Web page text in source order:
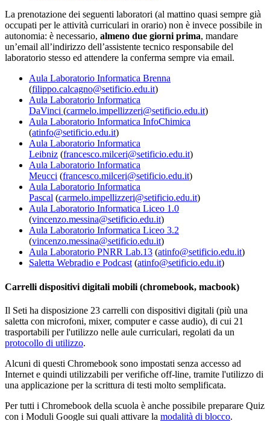
La prenotazione dei seguenti laboratori (al mattino quasi sempre già
occupati per le attività curriculari in orario) non è invece possibile in
autonomia: è necessario, almeno due giorni prima, mandare
un’email all’indirizzo dell’assistente tecnico responsabile del
laboratorio stesso ed attendere la conferma sempre via email.
Aula Laboratorio Informatica Brenna
(filippo.calcagno@setificio.edu.it)
Aula Laboratorio Informatica
DaVinci (carmelo.impellizzeri@setificio.edu.it)
Aula Laboratorio Informatica InfoChimica
(atinfo@setificio.edu.it)
Aula Laboratorio Informatica
Leibniz (francesco.milceri@setificio.edu.it)
Aula Laboratorio Informatica
Meucci (francesco.milceri@setificio.edu.it)
Aula Laboratorio Informatica
Pascal (carmelo.impellizzeri@setificio.edu.it)
Aula Laboratorio Informatica Liceo 1.0
(vincenzo.messina@setificio.edu.it)
Aula Laboratorio Informatica Liceo 3.2
(vincenzo.messina@setificio.edu.it)
Aula Laboratorio PNRR Lab.13 (atinfo@setificio.edu.it)
Saletta Webradio e Podcast (atinfo@setificio.edu.it)
Carrelli dispositivi digitali mobili (chromebook, macbook)
Il Seti ha disposizione 23 carrelli con dispositivi digitali (più una
saletta con microfoni, mixer, computer e casse audio), di cui 21
trasportabili per l'utilizzo nelle aule curriculari, regolati da un
protocollo di utilizzo.
Alcuni di questi Chromebook sono impostati senza accesso ad
Internet e quindi utilizzabili per verifiche off-line, tramite l'utilizzo di
una applicazione per la scrittura di testi molto semplificata.
Per tutti i Chromebook della scuola è anche possibile preparare Quiz
con i Moduli Google sui quali attivare la modalità di blocco.